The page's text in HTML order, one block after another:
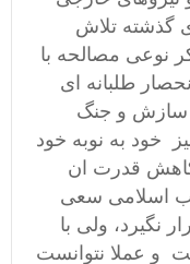
گذشته تلاش
نوعی مصالحه با
طلبانه ای
سازش و جنگ
خود به نوبه خود
قدرت ان
اسلامی سعی
نگیرد، ولی با
و عملا نتوانست